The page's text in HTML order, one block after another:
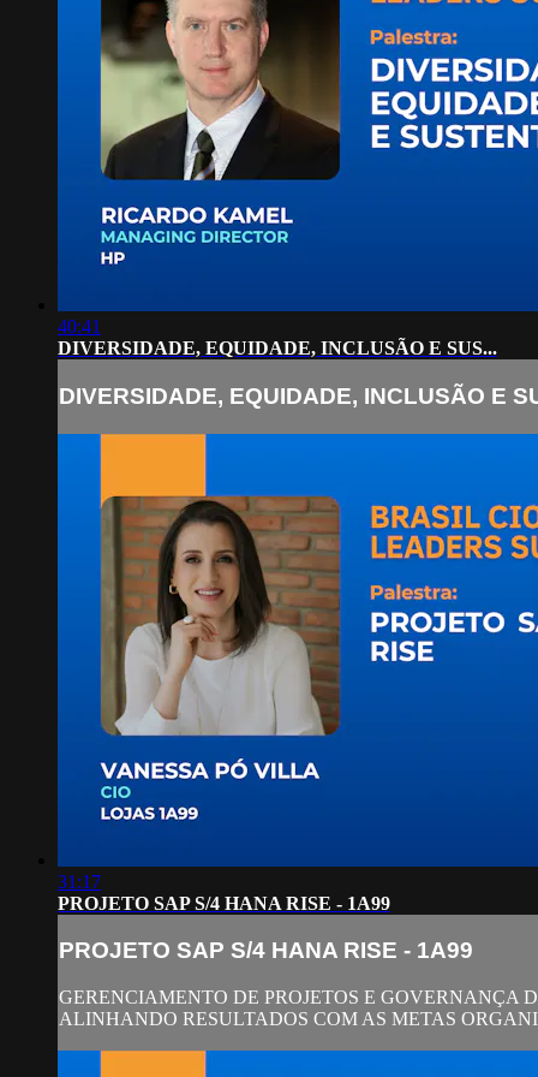
40:41
DIVERSIDADE, EQUIDADE, INCLUSÃO E SUS...
DIVERSIDADE, EQUIDADE, INCLUSÃO E
31:17
PROJETO SAP S/4 HANA RISE - 1A99
PROJETO SAP S/4 HANA RISE - 1A99
GERENCIAMENTO DE PROJETOS E GOVERNANÇA
ALINHANDO RESULTADOS COM AS METAS